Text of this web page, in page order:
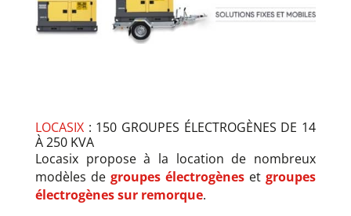
LOCASIX: 150 GROUPES ÉLECTROGÈNES DE 14
À 250 KVA
Locasix propose à la location de nombreux
modèles de groupes électrogènes etgroupes
électrogènes sur remorque.